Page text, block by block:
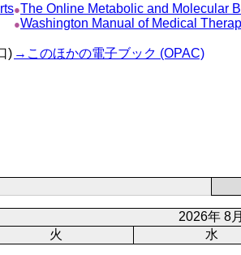
●The Online Metabolic and Molecular
●Washington Manual of Medical
) →このほかの電子ブック (OPAC)
2026年 8月
火 水